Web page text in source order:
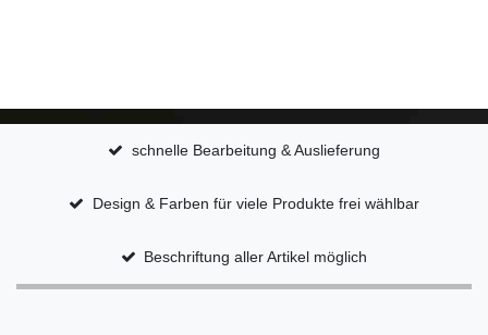
schnelle Bearbeitung & Auslieferung
Design & Farben für viele Produkte frei wählbar
Beschriftung aller Artikel möglich